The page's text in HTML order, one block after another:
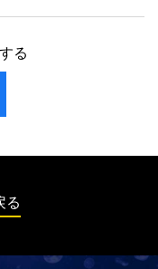
し、２人に用意された
がかろうじて隠せるだ
スーツケースだった。
が分からぬまま、空港
ろしい無秩序状態に
まう。武器の数でも
100対１という圧倒的形
勇気だけだ。しか
の実刑が下された時
10年に延長されたと知
る。現在43歳になった
る
る